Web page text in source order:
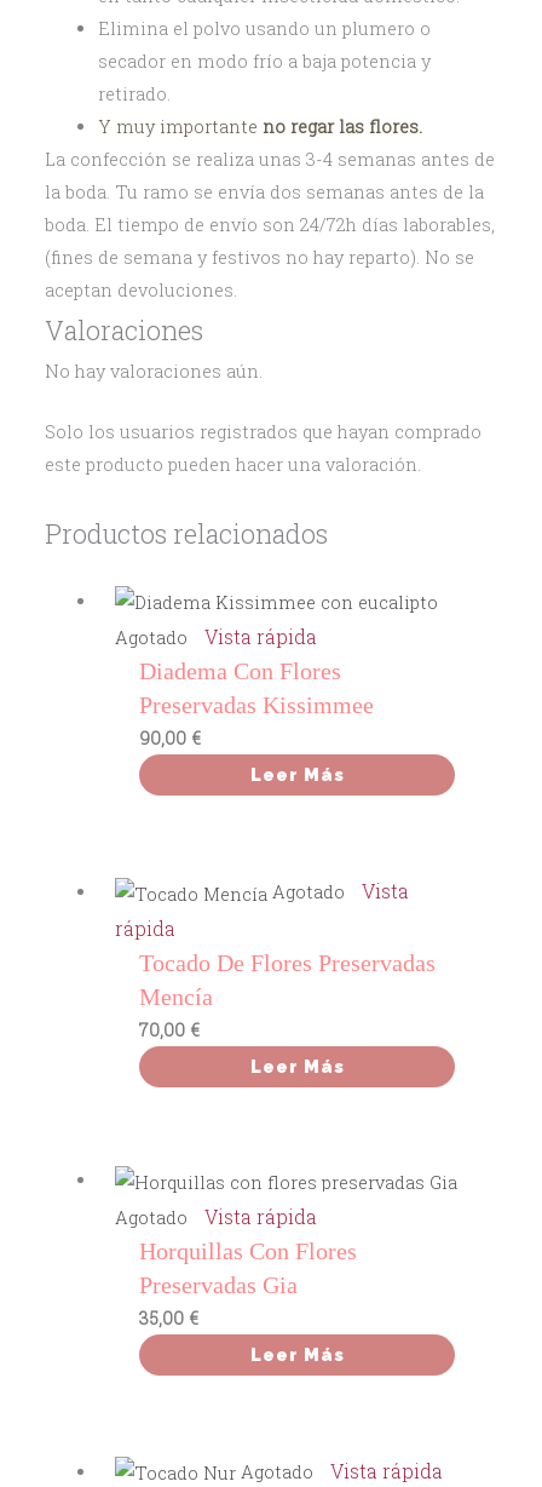
Elimina el polvo usando un plumero o
secador en modo frío a baja potencia y
retirado.
Y muy importante no regar las flores.
La confección se realiza unas 3-4 semanas antes de
la boda. Tu ramo se envía dos semanas antes de la
boda. El tiempo de envío son 24/72h días laborables,
(fines de semana y festivos no hay reparto). No se
aceptan devoluciones.
Valoraciones
No hay valoraciones aún.
Solo los usuarios registrados que hayan comprado
este producto pueden hacer una valoración.
Productos relacionados
Agotado Vista rápida
Diadema Con Flores
Preservadas Kissimmee
90,00 €
Leer Más
Agotado
Vista
rápida
Tocado De Flores Preservadas
Mencía
70,00 €
Leer Más
Agotado Vista rápida
Horquillas Con Flores
Preservadas Gia
35,00 €
Leer Más
Agotado Vista rápida